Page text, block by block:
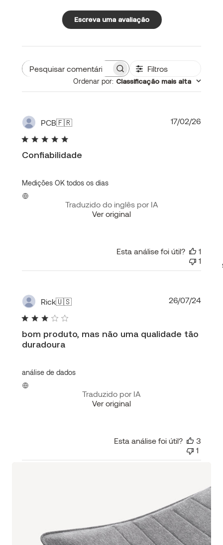
Escreva uma avaliação
Pesquisar
comentários
Filtros
Ordenar por: Classificação mais alta
PCB🇫🇷
Confiabilidade
Medições OK todos os dias
Traduzido do inglês por IA
Ver original
17/02/26
Esta análise foi útil?
1
1
Rick🇺🇸
bom produto, mas não uma qualidade tão
duradoura
análise de dados
Traduzido por IA
Ver original
Data
26/07/24
Esta análise foi útil?
3
1